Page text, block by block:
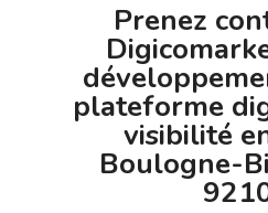
Prenez
plateforme
visibilité
Boulogne-